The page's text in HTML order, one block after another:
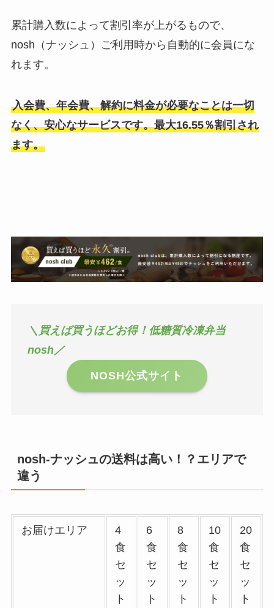
累計購入数によって割引率が上がるもので、
nosh（ナッシュ）ご利用時から自動的に会員にな
れます。
入会費、年会費、解約に料金が必要なことは一切
なく、安心なサービスです。最大16.55％割引され
ます。
＼買えば買うほどお得！低糖質冷凍弁当
nosh／
NOSH公式サイト
nosh-ナッシュの送料は高い！？エリアで
違う
お届けエリア
4
食
セ
ッ
ト
6
食
セ
ッ
ト
8
食
セ
ッ
ト
10
食
セ
ッ
ト
20
食
セ
ッ
ト